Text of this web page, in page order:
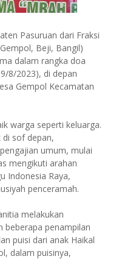
Pasuruan dari Fraksi
Beji, Bangil)
dalam rangka doa
8/2023), di depan
Gempol Kecamatan
warga seperti keluarga.
di sof depan,
umum, mulai
mengikuti arahan
Indonesia Raya,
penceramah.
melakukan
beberapa penampilan
puisi dari anak Haikal
dalam puisinya,